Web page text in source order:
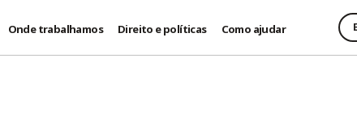
Onde trabalhamos Direito e políticas Como ajudar